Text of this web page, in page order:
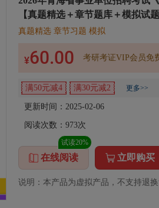
【真题精选＋章节题库＋模拟试
真题精选 章节习题 模拟
¥60.00 考研考证VIP会员免
满50元减4 满30元减2 更多>>
更新时间：2025-02-06
阅读次数： 973次
在线阅读
试读20%
立即购买
说明：本产品为虚拟产品，不支持退换